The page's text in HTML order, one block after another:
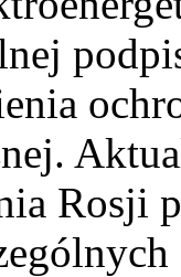
Rosji